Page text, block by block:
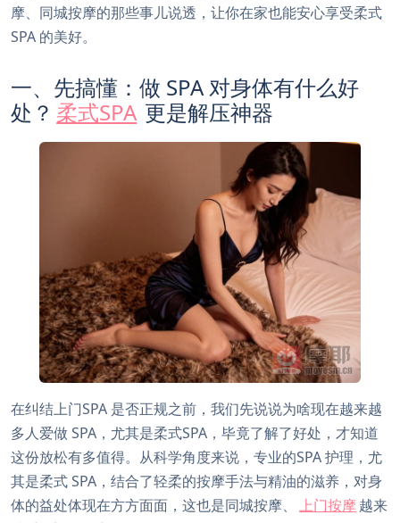
摩、同城按摩的那些事儿说透，让你在家也能安心享受柔式
SPA 的美好。
一、先搞懂：做 SPA 对身体有什么好
处？ 柔式SPA 更是解压神器
在纠结上门SPA 是否正规之前，我们先说说为啥现在越来越
多人爱做 SPA，尤其是柔式SPA，毕竟了解了好处，才知道
这份放松有多值得。从科学角度来说，专业的SPA 护理，尤
其是柔式 SPA，结合了轻柔的按摩手法与精油的滋养，对身
体的益处体现在方方面面，这也是同城按摩、
上门按摩 越来